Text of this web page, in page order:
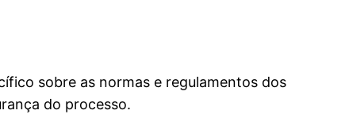
sobre as normas e regulamentos dos
do processo.